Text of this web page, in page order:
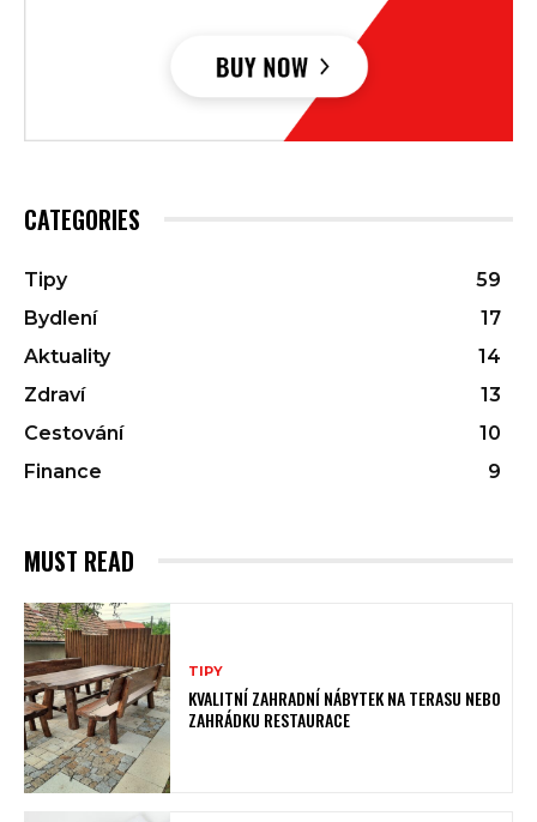
CATEGORIES
Tipy
59
Bydlení
17
Aktuality
14
Zdraví
13
Cestování
10
Finance
9
MUST READ
TIPY
KVALITNÍ ZAHRADNÍ NÁBYTEK NA TERASU NEBO
ZAHRÁDKU RESTAURACE